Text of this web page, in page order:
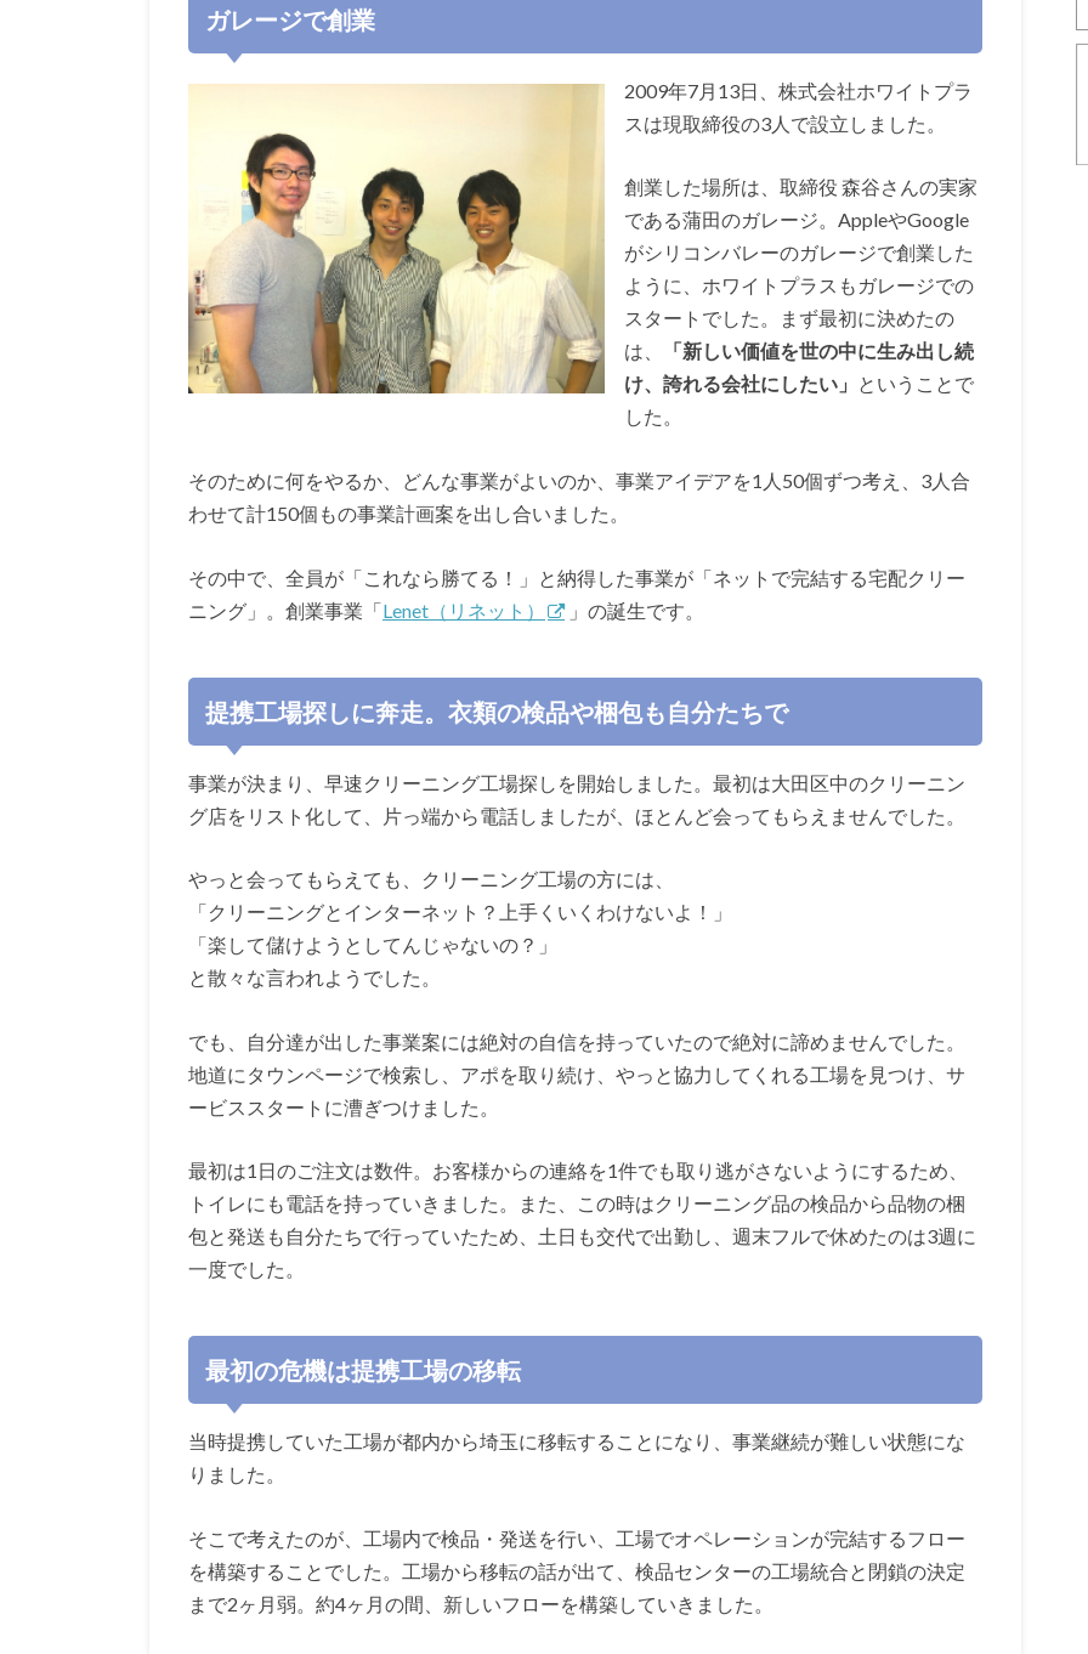
ガレージで創業
2009年7月13日、株式会社ホワイトプラ
スは現取締役の3人で設立しました。
創業した場所は、取締役 森谷さんの実家
である蒲田のガレージ。AppleやGoogle
がシリコンバレーのガレージで創業した
ように、ホワイトプラスもガレージでの
スタートでした。まず最初に決めたの
は、
「新しい価値を世の中に生み出し続
け、誇れる会社にしたい」 ということで
した。
そのために何をやるか、どんな事業がよいのか、事業アイデアを1人50個ずつ考え、3人合
わせて計150個もの事業計画案を出し合いました。
その中で、全員が「これなら勝てる！」と納得した事業が「ネットで完結する宅配クリー
ニング」。創業事業「Lenet（リネット） 」の誕生です。
提携工場探しに奔走。衣類の検品や梱包も自分たちで
事業が決まり、早速クリーニング工場探しを開始しました。最初は大田区中のクリーニン
グ店をリスト化して、片っ端から電話しましたが、ほとんど会ってもらえませんでした。
やっと会ってもらえても、クリーニング工場の方には、
「クリーニングとインターネット？上手くいくわけないよ！」
「楽して儲けようとしてんじゃないの？」
と散々な言われようでした。
でも、自分達が出した事業案には絶対の自信を持っていたので絶対に諦めませんでした。
地道にタウンページで検索し、アポを取り続け、やっと協力してくれる工場を見つけ、サ
ービススタートに漕ぎつけました。
最初は1日のご注文は数件。お客様からの連絡を1件でも取り逃がさないようにするため、
トイレにも電話を持っていきました。また、この時はクリーニング品の検品から品物の梱
包と発送も自分たちで行っていたため、土日も交代で出勤し、週末フルで休めたのは3週に
一度でした。
最初の危機は提携工場の移転
当時提携していた工場が都内から埼玉に移転することになり、事業継続が難しい状態にな
りました。
そこで考えたのが、工場内で検品・発送を行い、工場でオペレーションが完結するフロー
を構築することでした。工場から移転の話が出て、検品センターの工場統合と閉鎖の決定
まで2ヶ月弱。約4ヶ月の間、新しいフローを構築していきました。